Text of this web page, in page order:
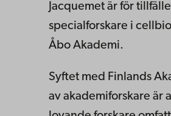
Jacquemet är för
specialforskare i
Åbo Akademi.
Syftet med Finlands
av akademiforskare är